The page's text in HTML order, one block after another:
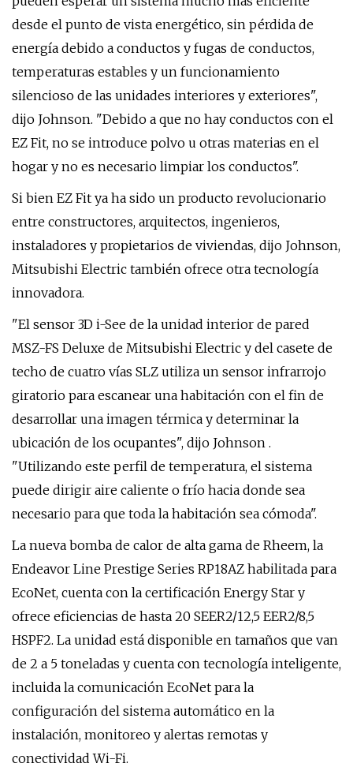
desde el punto de vista energético, sin pérdida de
energía debido a conductos y fugas de conductos,
temperaturas estables y un funcionamiento
silencioso de las unidades interiores y exteriores",
dijo Johnson. "Debido a que no hay conductos con el
EZ Fit, no se introduce polvo u otras materias en el
hogar y no es necesario limpiar los conductos".
Si bien EZ Fit ya ha sido un producto revolucionario
entre constructores, arquitectos, ingenieros,
instaladores y propietarios de viviendas, dijo Johnson,
Mitsubishi Electric también ofrece otra tecnología
innovadora.
"El sensor 3D i-See de la unidad interior de pared
MSZ-FS Deluxe de Mitsubishi Electric y del casete de
techo de cuatro vías SLZ utiliza un sensor infrarrojo
giratorio para escanear una habitación con el fin de
desarrollar una imagen térmica y determinar la
ubicación de los ocupantes", dijo Johnson .
"Utilizando este perfil de temperatura, el sistema
puede dirigir aire caliente o frío hacia donde sea
necesario para que toda la habitación sea cómoda".
La nueva bomba de calor de alta gama de Rheem, la
Endeavor Line Prestige Series RP18AZ habilitada para
EcoNet, cuenta con la certificación Energy Star y
ofrece eficiencias de hasta 20 SEER2/12,5 EER2/8,5
HSPF2. La unidad está disponible en tamaños que van
de 2 a 5 toneladas y cuenta con tecnología inteligente,
incluida la comunicación EcoNet para la
configuración del sistema automático en la
instalación, monitoreo y alertas remotas y
conectividad Wi-Fi.